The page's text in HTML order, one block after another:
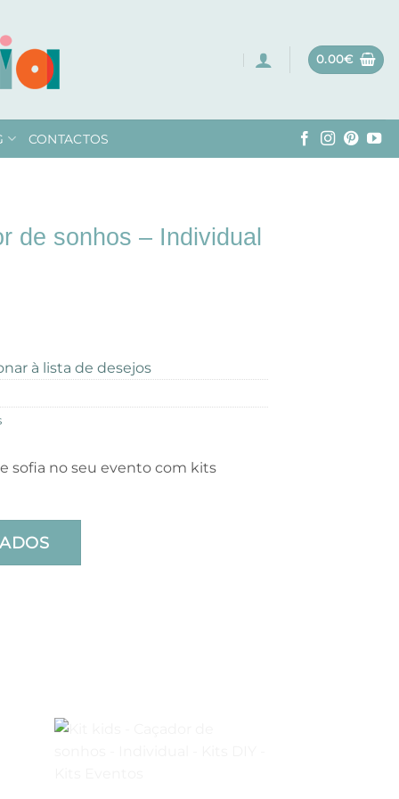
0.00€
CONTACTOS
de sonhos – Individual
à lista de desejos
sofia no seu evento com kits